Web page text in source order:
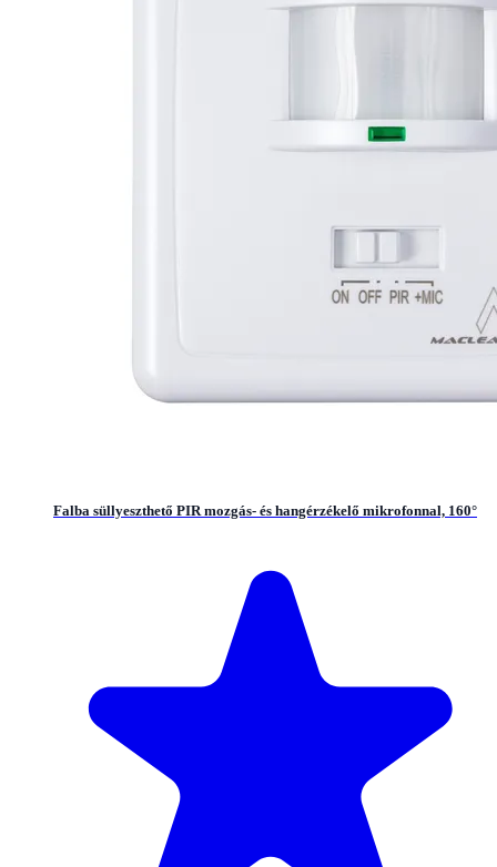
Falba süllyeszthető PIR mozgás- és hangérzékelő mikrofonnal, 160°